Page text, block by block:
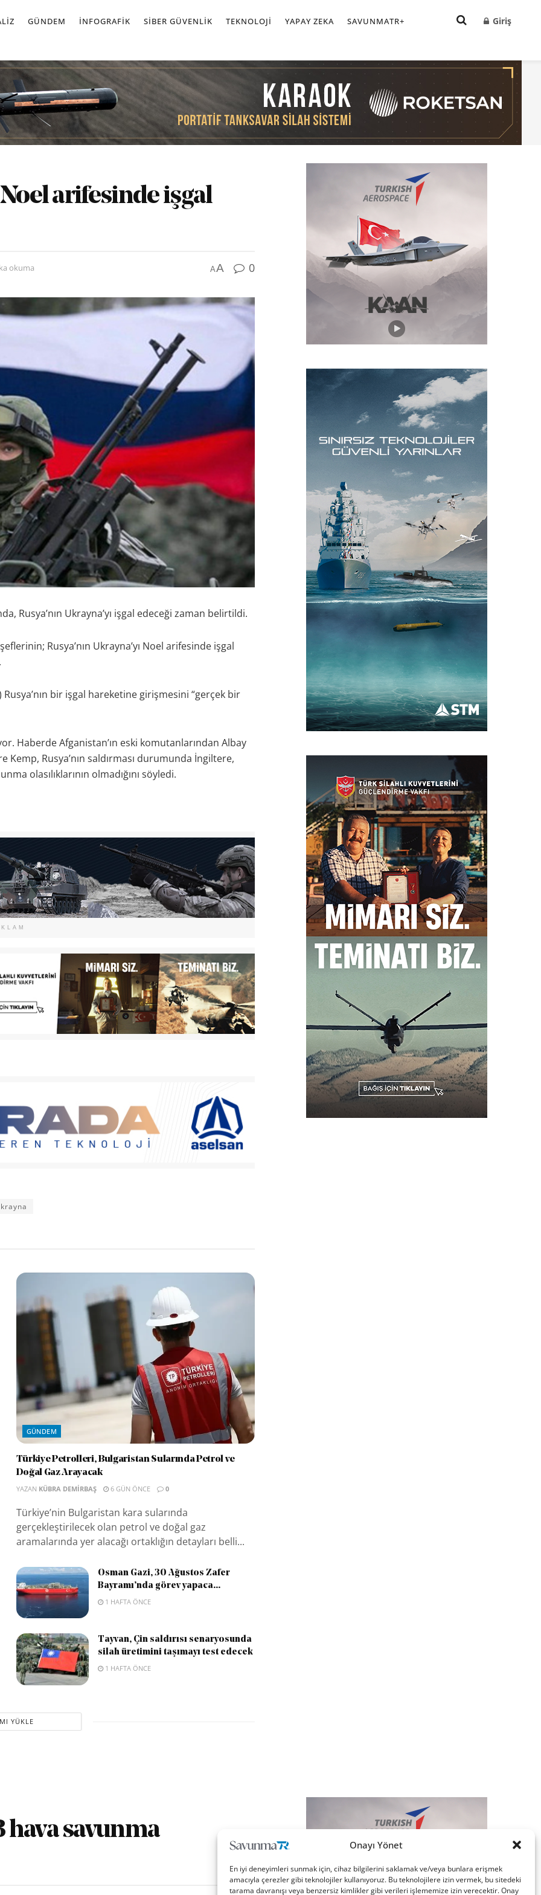
Onayı Yönet
En iyi deneyimleri sunmak için, cihaz bilgilerini saklamak ve/veya bunlara erişmek
amacıyla çerezler gibi teknolojiler kullanıyoruz. Bu teknolojilere izin vermek, bu sitedeki
tarama davranışı veya benzersiz kimlikler gibi verileri işlememize izin verecektir. Onay
GÜNDEM İNFOGRAFIK SIBER GÜVENLIK TEKNOLOJI YAPAY ZEKA SAVUNMATR+ Giriş
Noel arifesinde işgal
okuma AA 0
Rusya’nın Ukrayna’yı işgal edeceği zaman belirtildi.
Rusya’nın Ukrayna’yı Noel arifesinde işgal
bir işgal hareketine girişmesini “gerçek bir
Haberde Afganistan’ın eski komutanlarından Albay
Kemp, Rusya’nın saldırması durumunda İngiltere,
olasılıklarının olmadığını söyledi.
GÜNDEM
Türkiye Petrolleri, Bulgaristan Sularında Petrol ve
Doğal Gaz Arayacak
YAZAN KÜBRA DEMIRBAŞ 6 GÜN ÖNCE 0
Türkiye’nin Bulgaristan kara sularında
gerçekleştirilecek olan petrol ve doğal gaz
aramalarında yer alacağı ortaklığın detayları belli...
Osman Gazi, 30 Ağustos Zafer
Bayramı’nda görev yapaca...
1 HAFTA ÖNCE
Tayvan, Çin saldırısı senaryosunda
silah üretimini taşımayı test edecek
1 HAFTA ÖNCE
YÜKLE
hava savunma